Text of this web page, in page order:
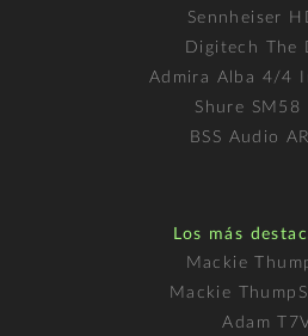
Sennheiser
Digitech The
Admira Alba 4/4
Shure SM58
BSS Audio
Los más
Mackie
Mackie
Adam